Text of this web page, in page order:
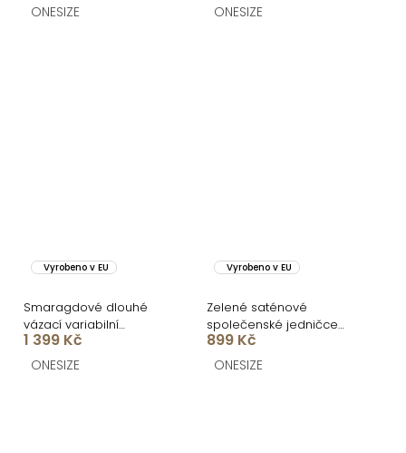
ONESIZE ONESIZE
Vyrobeno v EU
Smaragdové dlouhé
vázací variabilní
společenské šaty
CUPAUCA
1 399 Kč
ONESIZE
Vyrobeno v EU
Zelené saténové
společenské jedničce
šaty EZMIRA
899 Kč
ONESIZE